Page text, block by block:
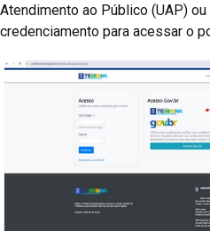
Atendimento ao Público (UAP)
credenciamento para acessar o